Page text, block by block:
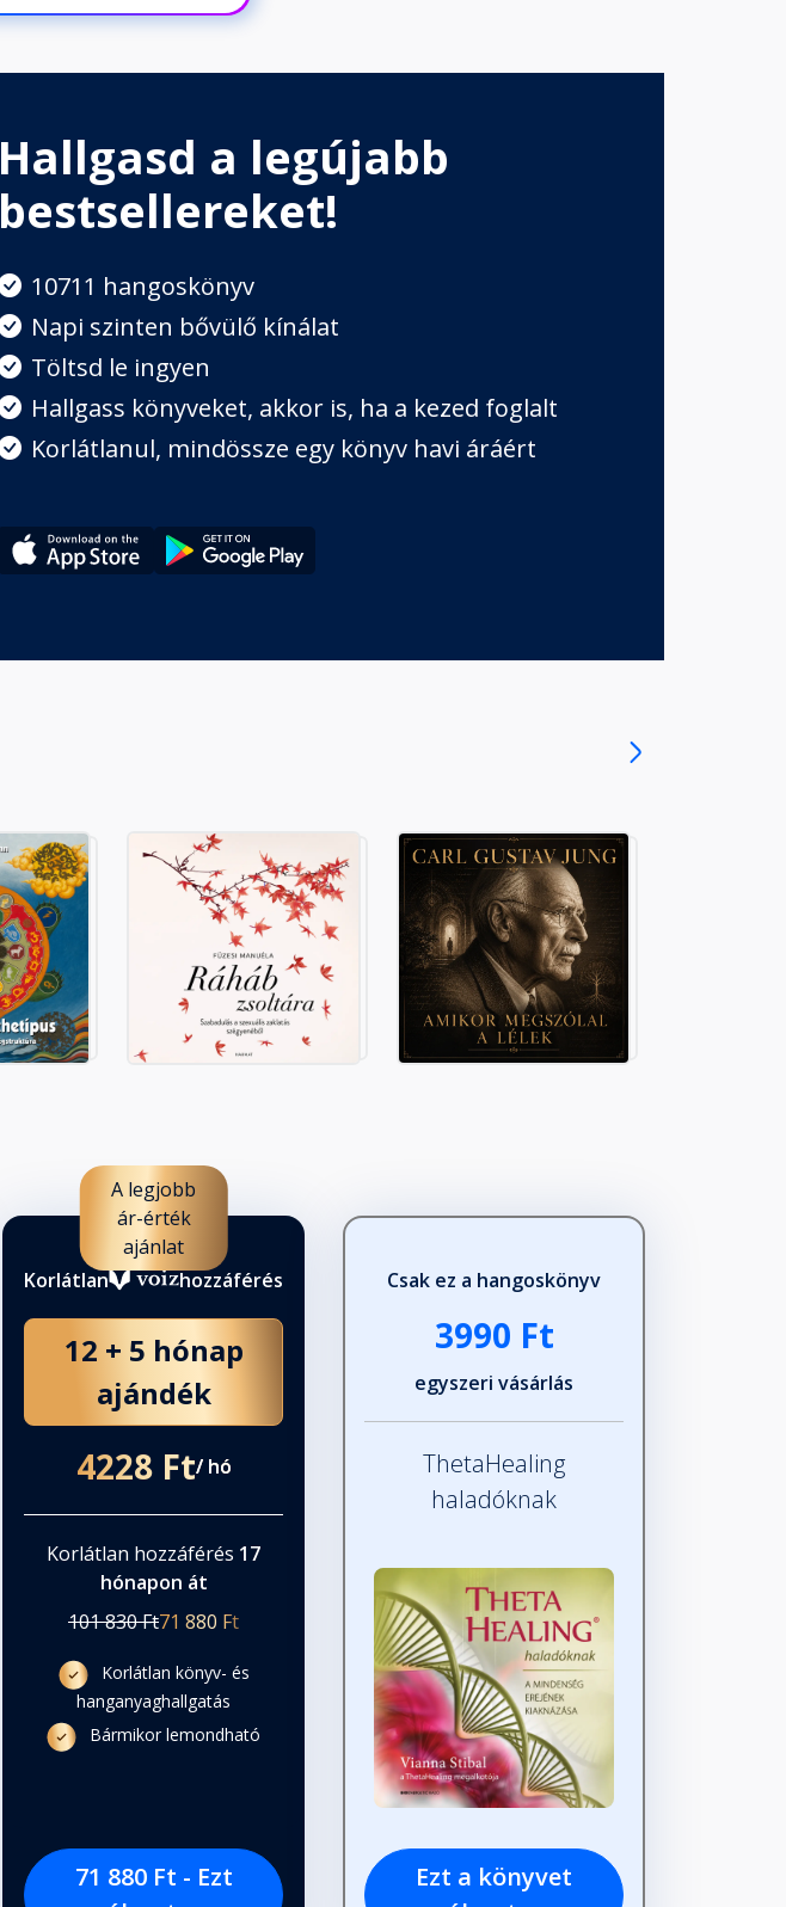
Hallgasd a legújabb
bestsellereket!
10711 hangoskönyv
Napi szinten bővülő kínálat
Töltsd le ingyen
Hallgass könyveket, akkor is, ha a kezed foglalt
Korlátlanul, mindössze egy könyv havi áráért
A legjobb
ár-érték
ajánlat
Korlátlan
hozzáférés
12 + 5 hónap
ajándék
4228 Ft/ hó
Korlátlan hozzáférés 17
hónapon át
101 830 Ft71 880 Ft
Korlátlan könyv- és
hanganyaghallgatás
Bármikor lemondható
71 880 Ft - Ezt
Csak ez a hangoskönyv
3990 Ft
egyszeri vásárlás
ThetaHealing
haladóknak
Ezt a könyvet